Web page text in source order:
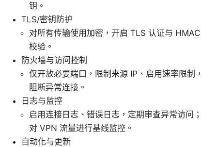
钥。
TLS/密钥防护
对所有传输使用加密，开启 TLS 认证与 HMAC
校验。
防火墙与访问控制
仅开放必要端口，限制来源 IP、启用速率限制，
阻断异常连接。
日志与监控
启用连接日志、错误日志，定期审查异常访问；
对 VPN 流量进行基线监控。
自动化与更新